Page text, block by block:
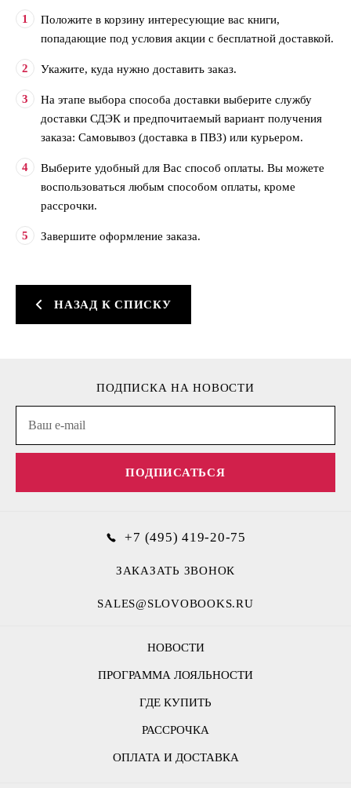
Положите в корзину интересующие вас книги,
попадающие под условия акции с бесплатной доставкой.
Укажите, куда нужно доставить заказ.
На этапе выбора способа доставки выберите службу
доставки СДЭК и предпочитаемый вариант получения
заказа: Самовывоз (доставка в ПВЗ) или курьером.
Выберите удобный для Вас способ оплаты. Вы можете
воспользоваться любым способом оплаты, кроме
рассрочки.
Завершите оформление заказа.
НАЗАД К СПИСКУ
НОВОСТИ
ПРОГРАММА ЛОЯЛЬНОСТИ
ГДЕ КУПИТЬ
РАССРОЧКА
ОПЛАТА И ДОСТАВКА
ПОДПИСКА НА НОВОСТИ
ПОДПИСАТЬСЯ
+7 (495) 419-20-75
ЗАКАЗАТЬ ЗВОНОК
SALES@SLOVOBOOKS.RU